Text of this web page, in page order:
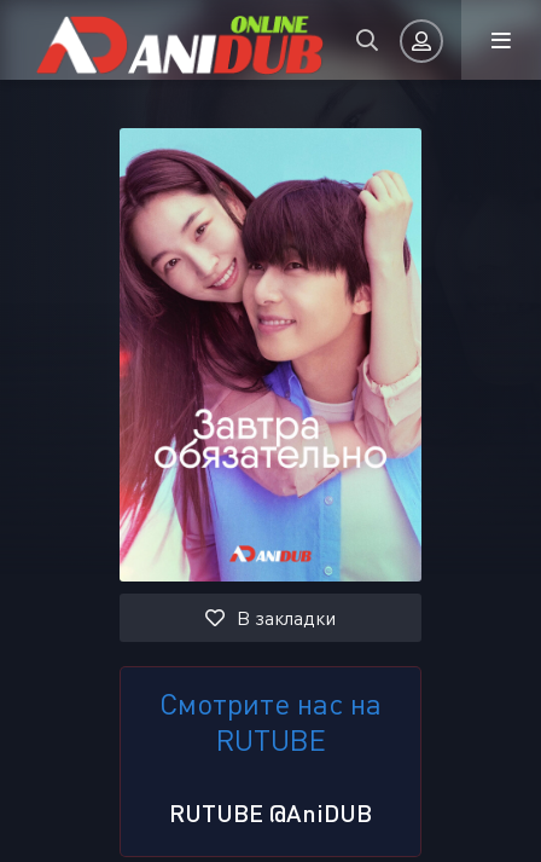
Авторизация
Запомнить
ВОЙТИ НА САЙТ
Регистрация Восстановить пароль
Или войти через
В закладки
Смотрите нас на
RUTUBE
RUTUBE @AniDUB